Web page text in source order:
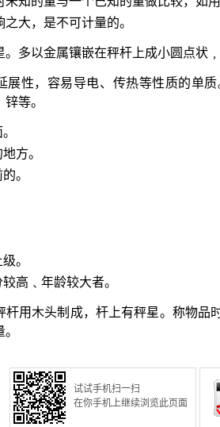
大，是不可计量的。
。多以金属镶嵌在秤杆上成小圆点状
展性，容易导电、传热等性质的单
等。
方。
。
。
高﹑年龄较大者。
杆用木头制成，杆上有秤星。称物品
试试手机扫一扫
在你手机上继续浏览此页面